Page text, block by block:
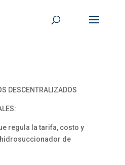
DESCENTRALIZADOS
regula la tarifa, costo y
de